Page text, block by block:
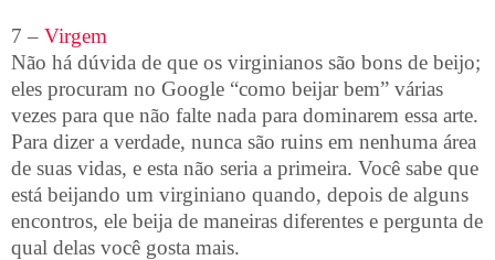
7 – Virgem
Não há dúvida de que os virginianos são bons de beijo;
eles procuram no Google “como beijar bem” várias
vezes para que não falte nada para dominarem essa arte.
Para dizer a verdade, nunca são ruins em nenhuma área
de suas vidas, e esta não seria a primeira. Você sabe que
está beijando um virginiano quando, depois de alguns
encontros, ele beija de maneiras diferentes e pergunta de
qual delas você gosta mais.